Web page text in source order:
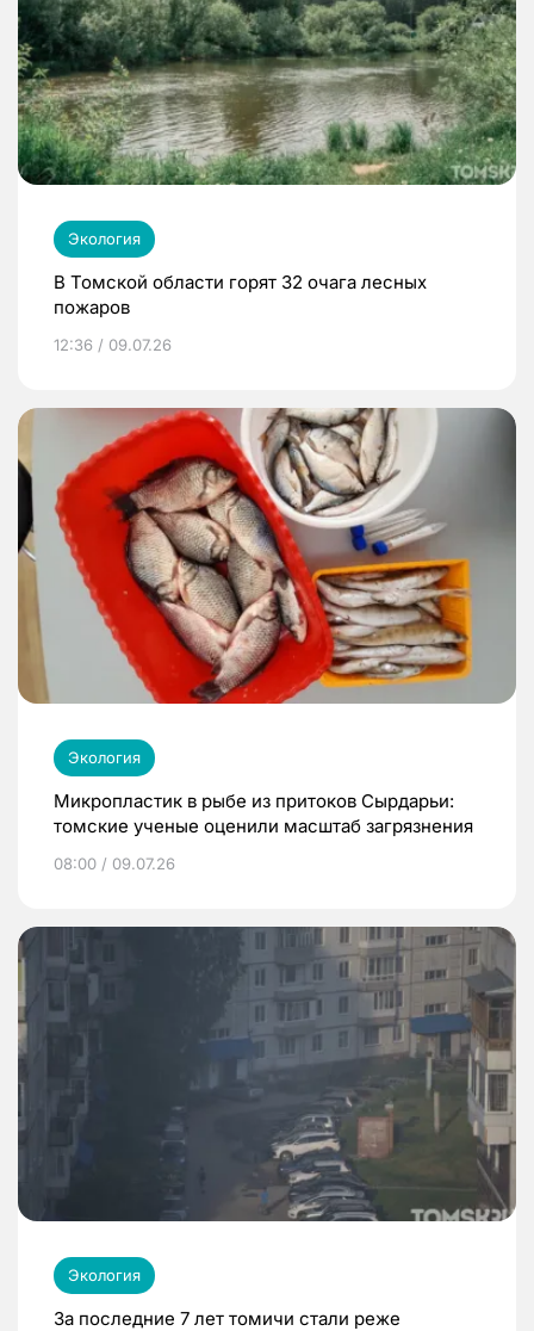
Экология
В Томской области горят 32 очага лесных
пожаров
12:36 / 09.07.26
Экология
Микропластик в рыбе из притоков Сырдарьи:
томские ученые оценили масштаб загрязнения
08:00 / 09.07.26
Экология
За последние 7 лет томичи стали реже